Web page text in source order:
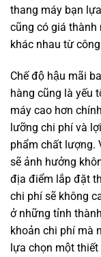
thang máy bạn
cũng có giá thành
khác nhau từ
Chế độ hậu mãi
hàng cũng là yếu
máy cao hơn
lưỡng chi phí và
phẩm chất lượng.
sẽ ảnh hưởng
địa điểm lắp đặt
chi phí sẽ không
ở những tỉnh
khoản chi phí mà
lựa chọn một